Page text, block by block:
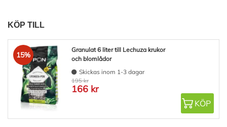
KÖP TILL
15%
Granulat 6 liter till Lechuza krukor
och blomlådor
Skickas inom 1-3 dagar
195 kr
166 kr
KÖP